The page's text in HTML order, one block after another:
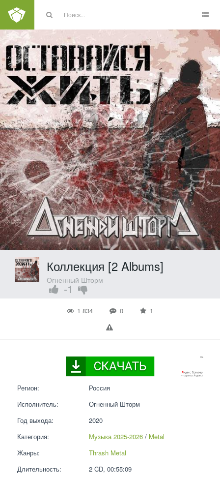
Коллекция [2 Albums]
Огненный Шторм
-1
1 834 0 1
Регион:
Россия
Исполнитель:
Огненный Шторм
Год выхода:
2020
Категория:
Музыка 2025-2026 / Metal
Жанры:
Thrash Metal
Длительность:
2 CD, 00:55:09